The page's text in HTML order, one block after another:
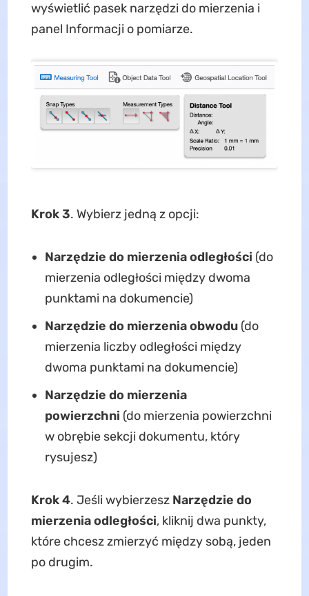
wyświetlić pasek narzędzi do mierzenia i
panel Informacji o pomiarze.
Krok 3. Wybierz jedną z opcji:
Narzędzie do mierzenia odległości (do
mierzenia odległości między dwoma
punktami na dokumencie)
Narzędzie do mierzenia obwodu(do
mierzenia liczby odległości między
dwoma punktami na dokumencie)
Narzędzie do mierzenia
powierzchni (do mierzenia powierzchni
w obrębie sekcji dokumentu, który
rysujesz)
Krok 4. Jeśli wybierzesz Narzędzie do
mierzenia odległości, kliknij dwa punkty,
które chcesz zmierzyć między sobą, jeden
po drugim.